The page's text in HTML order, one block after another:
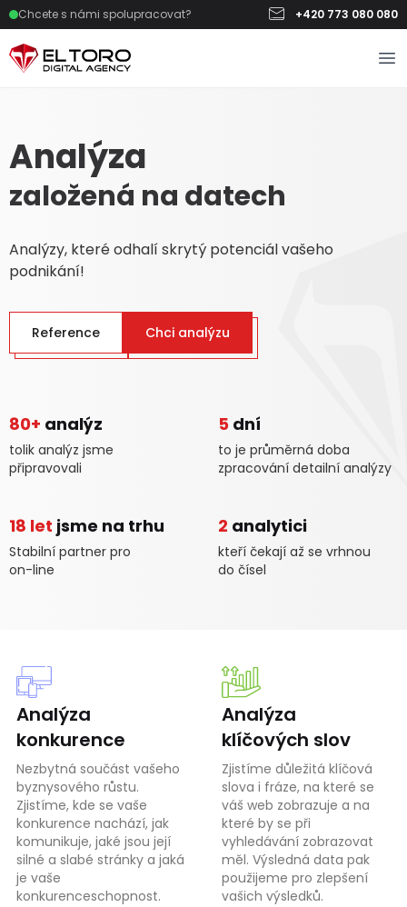
Chcete s námi spolupracovat? +420 773 080 080
Analýza
založená na datech
Analýzy, které odhalí skrytý potenciál vašeho
podnikání!
Reference Chci analýzu
80+ analýz
tolik analýz jsme
připravovali
5 dní
to je průměrná doba
zpracování detailní analýzy
18 let jsme na trhu
Stabilní partner pro
on-line
2 analytici
kteří čekají až se vrhnou
do čísel
Analýza
konkurence
Nezbytná součást vašeho
byznysového růstu.
Zjistíme, kde se vaše
konkurence nachází, jak
komunikuje, jaké jsou její
silné a slabé stránky a jaká
je vaše
konkurenceschopnost.
Analýza
klíčových slov
Zjistíme důležitá klíčová
slova i fráze, na které se
váš web zobrazuje a na
které by se při
vyhledávání zobrazovat
měl. Výsledná data pak
použijeme pro zlepšení
vašich výsledků.